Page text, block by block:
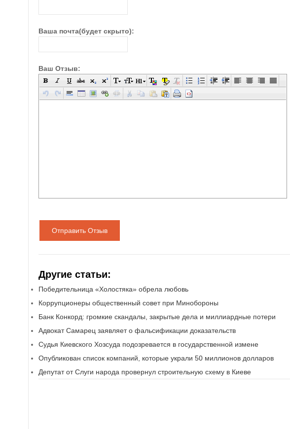
Ваша почта(будет скрыто):
Ваш Отзыв:
Отправить Отзыв
Другие статьи:
Победительница «Холостяка» обрела любовь
Коррупционеры общественный совет при Минобороны
Банк Конкорд: громкие скандалы, закрытые дела и миллиардные потери
Адвокат Самарец заявляет о фальсификации доказательств
Судья Киевского Хозсуда подозревается в государственной измене
Опубликован список компаний, которые украли 50 миллионов долларов
Депутат от Слуги народа провернул строительную схему в Киеве